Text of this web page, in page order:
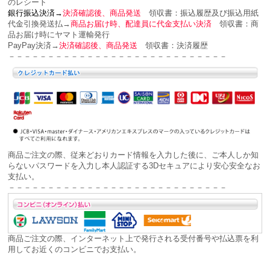
のレシート
銀行振込決済→決済確認後、商品発送領収書：振込履歴及び振込用紙
代金引換発送払→商品お届け時、配達員に代金支払い決済領収書：商
品お届け時にヤマト運輸発行
PayPay決済→決済確認後、商品発送領収書：決済履歴
－－－－－－－－－－－－－－－－－－－－－－－－－－－－
商品ご注文の際、従来どおりカード情報を入力した後に、ご本人しか知
らないパスワードを入力し本人認証する3Dセキュアにより安心安全なお
支払い。
－－－－－－－－－－－－－－－－－－－－－－－－－－－－
商品ご注文の際、インターネット上で発行される受付番号や払込票を利
用してお近くのコンビニでお支払い。